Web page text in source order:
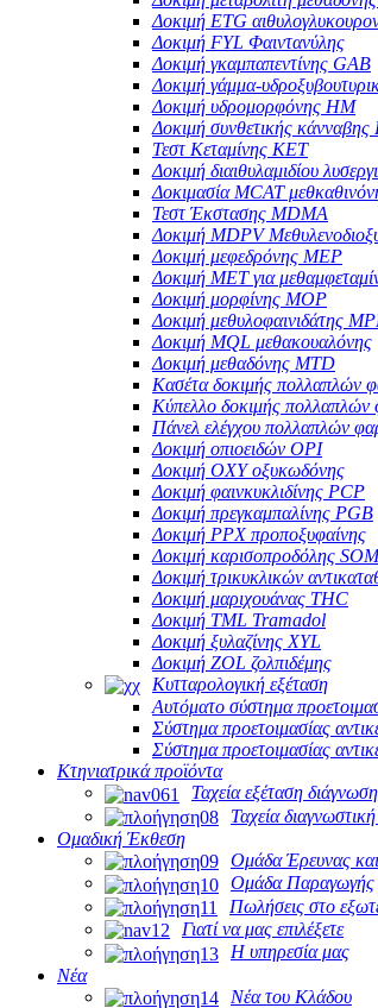
Δοκιμή ETG
Δοκιμή FYL Φαιντανύλης
Δοκιμή γκαμπαπεντίνης GAB
Δοκιμή γάμμα-
Δοκιμή υδρομορφόνης HM
Δοκιμή συνθετικής κάνναβης
Τεστ Κεταμίνης KET
Δοκιμή διαιθυλαμιδίου
Δοκιμασία MCAT
Τεστ Έκστασης MDMA
Δοκιμή MDPV
Δοκιμή μεφεδρόνης MEP
Δοκιμή MET για
Δοκιμή μορφίνης MOP
Δοκιμή μεθυλοφαινιδάτης
Δοκιμή MQL μεθακουαλόνης
Δοκιμή μεθαδόνης MTD
Κασέτα δοκιμής πολλαπλών
Κύπελλο δοκιμής
Πάνελ ελέγχου πολλαπλών
Δοκιμή οπιοειδών OPI
Δοκιμή OXY οξυκωδόνης
Δοκιμή φαινκυκλιδίνης PCP
Δοκιμή πρεγκαμπαλίνης PGB
Δοκιμή PPX προποξυφαίνης
Δοκιμή καρισοπροδόλης
Δοκιμή τρικυκλικών
Δοκιμή μαριχουάνας THC
Δοκιμή TML Tramadol
Δοκιμή ξυλαζίνης XYL
Δοκιμή ZOL ζολπιδέμης
Κυτταρολογική εξέταση
Αυτόματο σύστημα
Σύστημα προετοιμασίας
Σύστημα προετοιμασίας
Κτηνιατρικά προϊόντα
Ταχεία εξέταση
Ταχεία
Ομαδική Έκθεση
Ομάδα Έρευνας
Ομάδα Παραγωγής
Πωλήσεις στο
Γιατί να μας επιλέξετε
Η υπηρεσία μας
Νέα
Νέα του Κλάδου